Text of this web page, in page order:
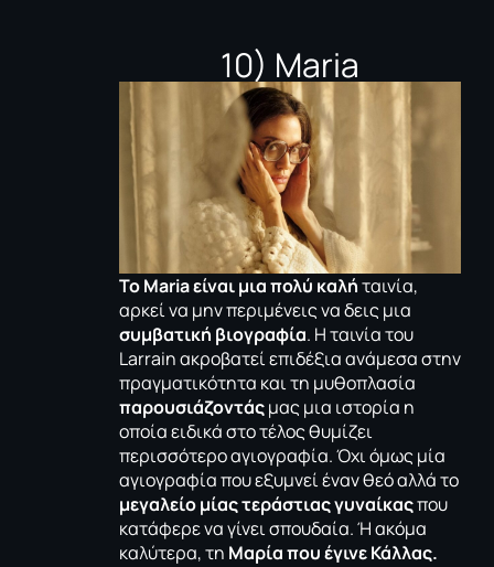
10) Maria
ΤοMaria είναι μια πολύ καλήταινία,
αρκεί να μην περιμένεις να δεις μια
συμβατική βιογραφία. Η ταινία του
Larrain ακροβατεί επιδέξια ανάμεσα στην
πραγματικότητα και τη μυθοπλασία
παρουσιάζοντάςμας μια ιστορία η
οποία ειδικά στο τέλος θυμίζει
περισσότερο αγιογραφία. Όχι όμως μία
αγιογραφία που εξυμνεί έναν θεό αλλά το
μεγαλείο μίας τεράστιας γυναίκαςπου
κατάφερε να γίνει σπουδαία. Ή ακόμα
καλύτερα, τη Μαρία που έγινε Κάλλας.